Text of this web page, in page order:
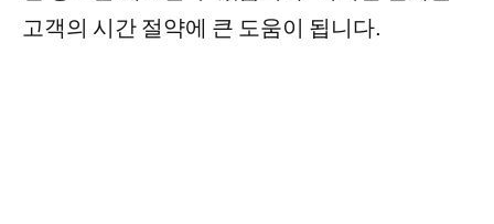
고객의 시간 절약에 큰 도움이 됩니다.